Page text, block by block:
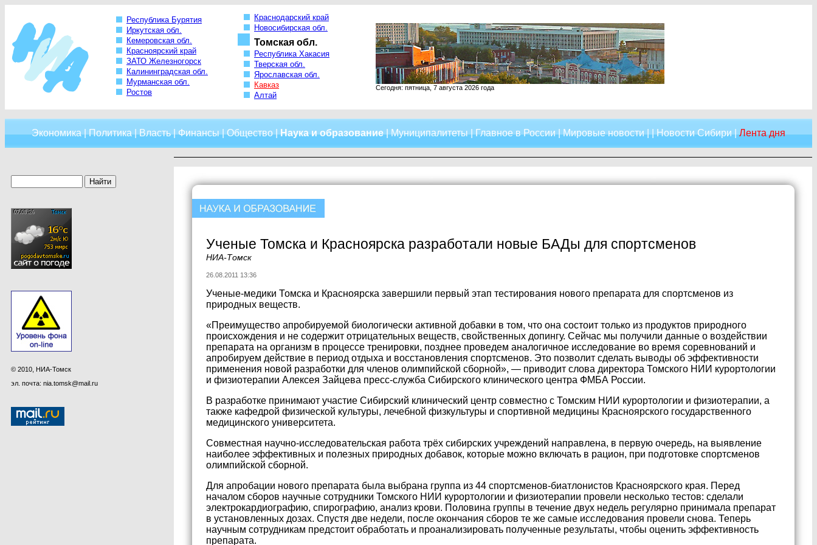
Республика Бурятия
Иркутская обл.
Кемеровская обл.
Красноярский край
ЗАТО Железногорск
Калининградская обл.
Мурманская обл.
Ростов
Краснодарский край
Новосибирская обл.
Томская обл.
Республика Хакасия
Тверская обл.
Ярославская обл.
Кавказ
Алтай
Сегодня: пятница, 7 августа 2026 года
Экономика|Политика|Власть|Финансы|Общество|Наука и образование|Муниципалитеты|Главное в России|Мировые новости| |Новости Сибири|Лента дня
© 2010, НИА-Томск
эл. почта: nia.tomsk@mail.ru
Ученые Томска и Красноярска разработали новые БАДы для спортсменов
НИА-Томск
26.08.2011 13:36
Ученые-медики Томска и Красноярска завершили первый этап тестирования нового препарата для спортсменов из
природных веществ.
«Преимущество апробируемой биологически активной добавки в том, что она состоит только из продуктов природного
происхождения и не содержит отрицательных веществ, свойственных допингу. Сейчас мы получили данные о воздействии
препарата на организм в процессе тренировки, позднее проведем аналогичное исследование во время соревнований и
апробируем действие в период отдыха и восстановления спортсменов. Это позволит сделать выводы об эффективности
применения новой разработки для членов олимпийской сборной», — приводит слова директора Томского НИИ курортологии
и физиотерапии Алексея Зайцева пресс-служба Сибирского клинического центра ФМБА России.
В разработке принимают участие Сибирский клинический центр совместно с Томским НИИ курортологии и физиотерапии, а
также кафедрой физической культуры, лечебной физкультуры и спортивной медицины Красноярского государственного
медицинского университета.
Совместная научно-исследовательская работа трёх сибирских учреждений направлена, в первую очередь, на выявление
наиболее эффективных и полезных природных добавок, которые можно включать в рацион, при подготовке спортсменов
олимпийской сборной.
Для апробации нового препарата была выбрана группа из 44 спортсменов-биатлонистов Красноярского края. Перед
началом сборов научные сотрудники Томского НИИ курортологии и физиотерапии провели несколько тестов: сделали
электрокардиографию, спирографию, анализ крови. Половина группы в течение двух недель регулярно принимала препарат
в установленных дозах. Спустя две недели, после окончания сборов те же самые исследования провели снова. Теперь
научным сотрудникам предстоит обработать и проанализировать полученные результаты, чтобы оценить эффективность
препарата.